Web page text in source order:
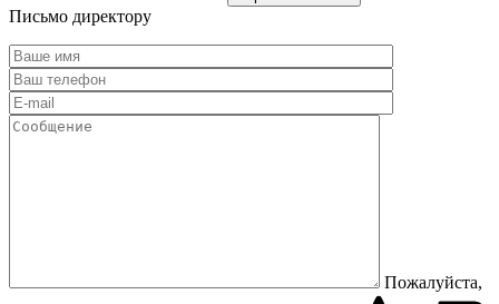
Письмо директору
Пожалуйста,